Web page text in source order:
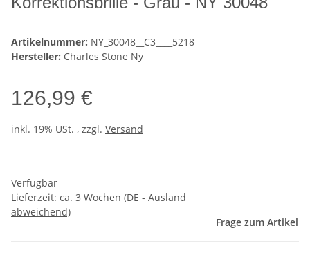
Artikelnummer: NY_30048__C3____5218
Hersteller: Charles Stone Ny
126,99 €
inkl. 19% USt. , zzgl. Versand
Verfügbar
Lieferzeit: ca. 3 Wochen (DE - Ausland
abweichend)
Frage zum Artikel